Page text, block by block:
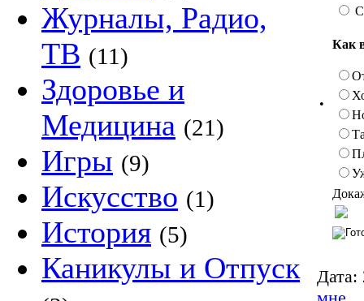
Журналы, Радио,
ТВ (11)
Здоровье и
Медицина (21)
Игры (9)
Искусство (1)
История (5)
Каникулы и Отпуск
•
Как
Дата: